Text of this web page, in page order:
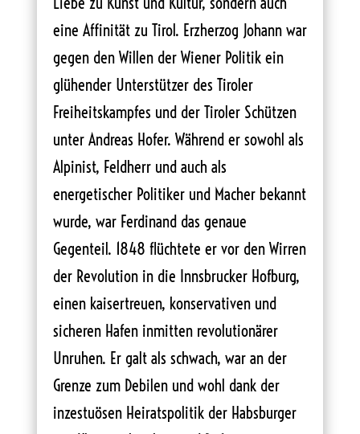
eine Affinität zu Tirol. Erzherzog Johann war
gegen den Willen der Wiener Politik ein
glühender Unterstützer des Tiroler
Freiheitskampfes und der Tiroler Schützen
unter Andreas Hofer. Während er sowohl als
Alpinist, Feldherr und auch als
energetischer Politiker und Macher bekannt
wurde, war Ferdinand das genaue
Gegenteil. 1848 flüchtete er vor den Wirren
der Revolution in die Innsbrucker Hofburg,
einen kaisertreuen, konservativen und
sicheren Hafen inmitten revolutionärer
Unruhen. Er galt als schwach, war an der
Grenze zum Debilen und wohl dank der
inzestuösen Heiratspolitik der Habsburger